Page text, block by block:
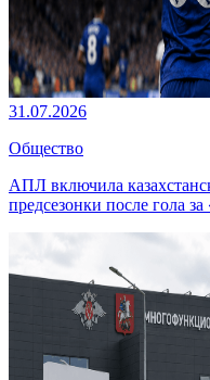
31.07.2026
Общество
АПЛ включила
предсезонки после гола за